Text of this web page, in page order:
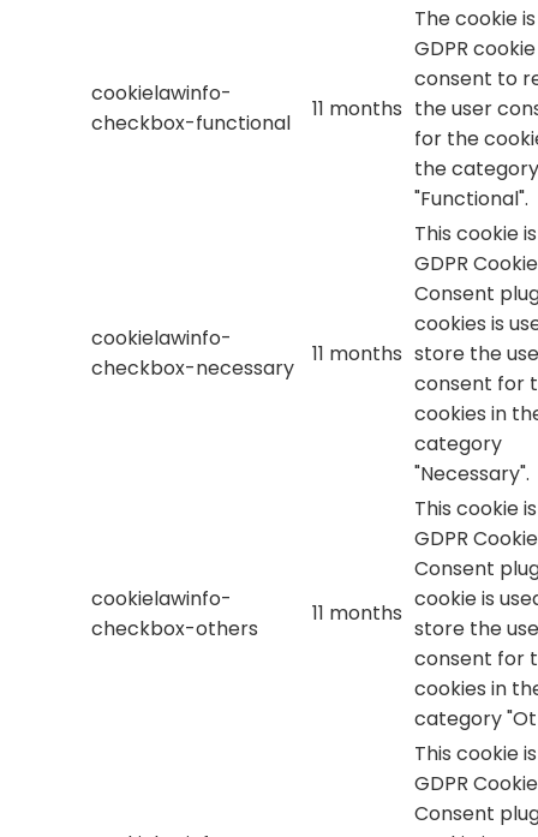
cookielawinfo-
checkbox-functional
11 months
The cookie
GDPR cookie
consent to
the user
for the
the category
"Functional".
cookielawinfo-
checkbox-necessary
11 months
This cookie
GDPR Cookie
Consent
cookies is
store the
consent for
cookies in
category
"Necessary".
cookielawinfo-
checkbox-others
11 months
This cookie
GDPR Cookie
Consent
cookie is
store the
consent for
cookies in
category
This cookie
GDPR Cookie
Consent